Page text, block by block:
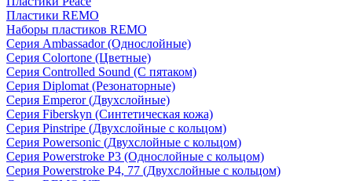
Пластики REMO
Наборы пластиков REMO
Серия Ambassador (Однослойные)
Серия Colortone (Цветные)
Серия Controlled Sound (С пятаком)
Серия Diplomat (Резонаторные)
Серия Emperor (Двухслойные)
Серия Fiberskyn (Синтетическая кожа)
Серия Pinstripe (Двухслойные с кольцом)
Серия Powersonic (Двухслойные с кольцом)
Серия Powerstroke P3 (Однослойные с кольцом)
Серия Powerstroke P4, 77 (Двухслойные с кольцом)